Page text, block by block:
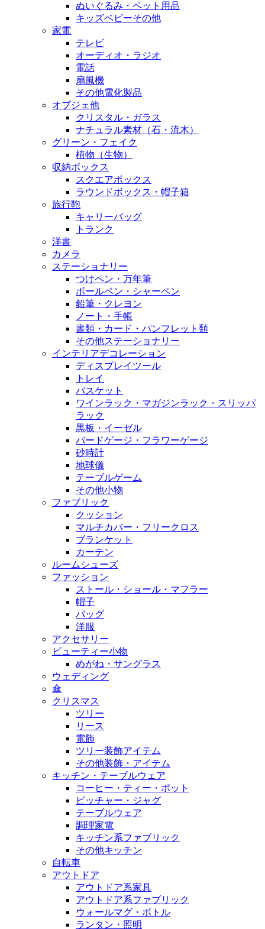
ぬいぐるみ・ペット用品
キッズベビーその他
家電
テレビ
オーディオ・ラジオ
電話
扇風機
その他電化製品
オブジェ他
クリスタル・ガラス
ナチュラル素材（石・流木）
グリーン・フェイク
植物（生物）
収納ボックス
スクエアボックス
ラウンドボックス・帽子箱
旅行鞄
キャリーバッグ
トランク
洋書
カメラ
ステーショナリー
つけペン・万年筆
ボールペン・シャーペン
鉛筆・クレヨン
ノート・手帳
書類・カード・パンフレット類
その他ステーショナリー
インテリアデコレーション
ディスプレイツール
トレイ
バスケット
ワインラック・マガジンラック・スリッパ
ラック
黒板・イーゼル
バードゲージ・フラワーゲージ
砂時計
地球儀
テーブルゲーム
その他小物
ファブリック
クッション
マルチカバー・フリークロス
ブランケット
カーテン
ルームシューズ
ファッション
ストール・ショール・マフラー
帽子
バッグ
洋服
アクセサリー
ビューティー小物
めがね・サングラス
ウェディング
傘
クリスマス
ツリー
リース
電飾
ツリー装飾アイテム
その他装飾・アイテム
キッチン・テーブルウェア
コーヒー・ティー・ポット
ピッチャー・ジャグ
テーブルウェア
調理家電
キッチン系ファブリック
その他キッチン
自転車
アウトドア
アウトドア系家具
アウトドア系ファブリック
ウォールマグ・ボトル
ランタン・照明